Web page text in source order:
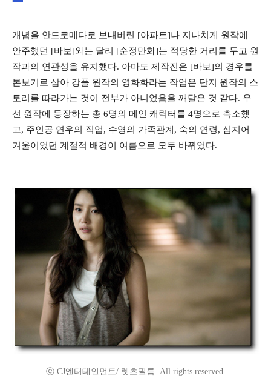
개념을 안드로메다로 보내버린 [아파트]나 지나치게 원작에
안주했던 [바보]와는 달리 [순정만화]는 적당한 거리를 두고 원
작과의 연관성을 유지했다. 아마도 제작진은 [바보]의 경우를
본보기로 삼아 강풀 원작의 영화화라는 작업은 단지 원작의 스
토리를 따라가는 것이 전부가 아니었음을 깨달은 것 같다. 우
선 원작에 등장하는 총 6명의 메인 캐릭터를 4명으로 축소했
고, 주인공 연우의 직업, 수영의 가족관계, 숙의 연령, 심지어
겨울이었던 계절적 배경이 여름으로 모두 바뀌었다.
ⓒ CJ엔터테인먼트/ 렛츠필름. All rights reserved.